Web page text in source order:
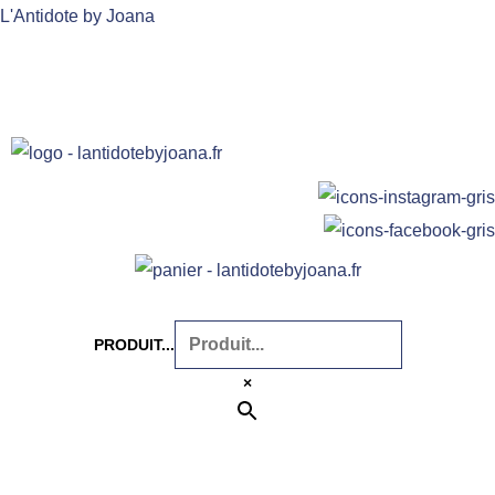
Aller
L'Antidote by Joana
PRODUIT...
×